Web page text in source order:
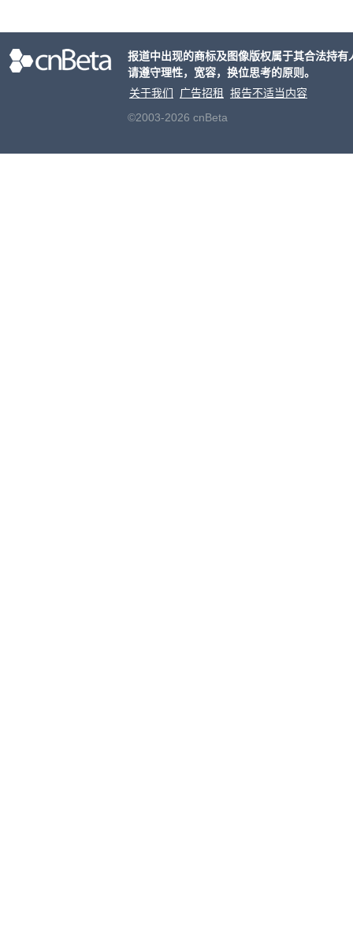
算法
报道中出现的商标及图像版权属于其合法持
请遵守理性，宽容，换位思考的原则。
关于我们
广告招租
报告不适当内容
©2003-2026 cnBeta